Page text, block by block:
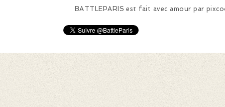
BATTLEPARIS est fait avec amour par